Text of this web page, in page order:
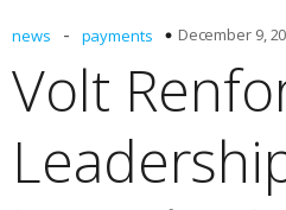
news - payments December 9,
Volt